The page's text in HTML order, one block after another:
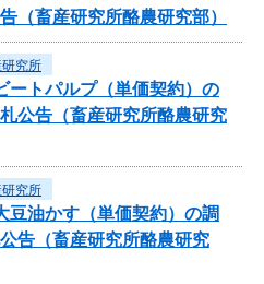
（畜産研究所酪農研究部）
究所
ートパルプ（単価契約）の
公告（畜産研究所酪農研究
究所
豆油かす（単価契約）の調
告（畜産研究所酪農研究